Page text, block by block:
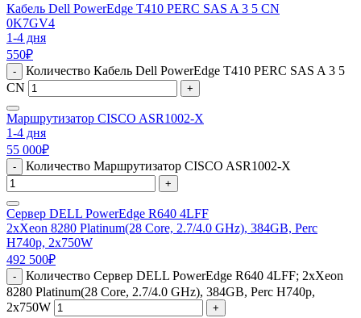
Кабель Dell PowerEdge T410 PERC SAS A 3 5 CN
0K7GV4
1-4 дня
550₽
-
Количество Кабель Dell PowerEdge T410 PERC SAS A 3 5
CN
+
Маршрутизатор CISCO ASR1002-X
1-4 дня
55 000₽
- Количество Маршрутизатор CISCO ASR1002-X
+
Сервер DELL PowerEdge R640 4LFF
2xXeon 8280 Platinum(28 Core, 2.7/4.0 GHz), 384GB, Perc
H740p, 2x750W
492 500₽
-
Количество Сервер DELL PowerEdge R640 4LFF; 2xXeon
8280 Platinum(28 Core, 2.7/4.0 GHz), 384GB, Perc H740p,
2x750W
+